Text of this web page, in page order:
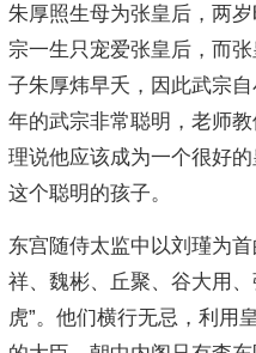
朱厚照生母为张皇后，两
宗一生只宠爱张皇后，而
子朱厚炜早夭，因此武宗
年的武宗非常聪明，老师
理说他应该成为一个很好
这个聪明的孩子。
东宫随侍太监中以刘瑾为
祥、魏彬、丘聚、谷大用、
虎”。他们横行无忌，利用